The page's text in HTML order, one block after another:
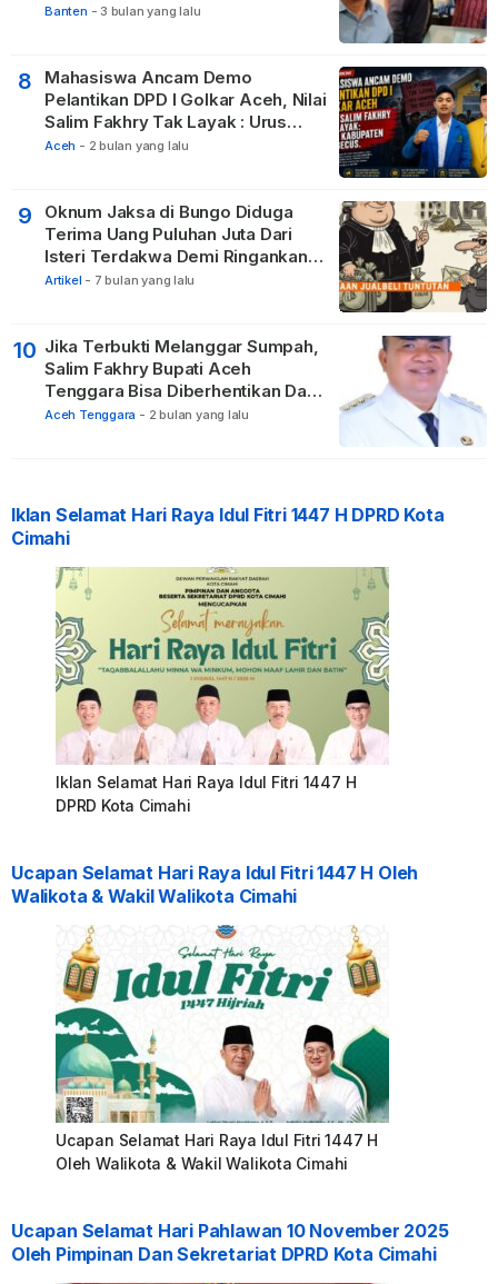
Banten - 3 bulan yang lalu
8
Mahasiswa Ancam Demo
Pelantikan DPD I Golkar Aceh, Nilai
Salim Fakhry Tak Layak : Urus
Kabupaten Tak Becus.
Aceh - 2 bulan yang lalu
9
Oknum Jaksa di Bungo Diduga
Terima Uang Puluhan Juta Dari
Isteri Terdakwa Demi Ringankan
Hukuman
Artikel - 7 bulan yang lalu
10 Jika Terbukti Melanggar Sumpah,
Salim Fakhry Bupati Aceh
Tenggara Bisa Diberhentikan Dari
Jabatannya
Aceh Tenggara - 2 bulan yang lalu
Iklan Selamat Hari Raya Idul Fitri 1447 H DPRD Kota
Cimahi
Iklan Selamat Hari Raya Idul Fitri 1447 H
DPRD Kota Cimahi
Ucapan Selamat Hari Raya Idul Fitri 1447 H Oleh
Walikota & Wakil Walikota Cimahi
Ucapan Selamat Hari Raya Idul Fitri 1447 H
Oleh Walikota & Wakil Walikota Cimahi
Ucapan Selamat Hari Pahlawan 10 November 2025
Oleh Pimpinan Dan Sekretariat DPRD Kota Cimahi